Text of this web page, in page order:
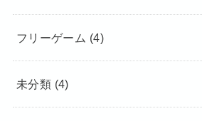
フリーゲーム (4)
未分類 (4)